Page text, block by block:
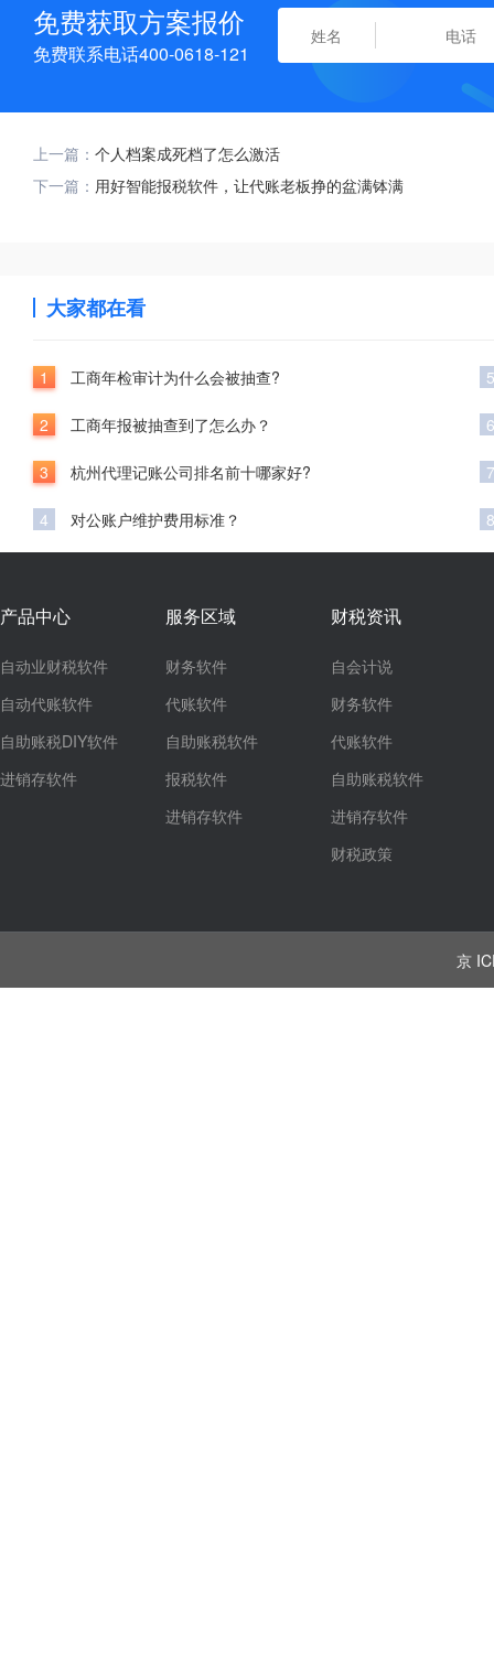
免费获取方案报价
免费联系电话400-0618-121
上一篇： 个人档案成死档了怎么激活
下一篇： 用好智能报税软件，让代账老板挣的盆满钵满
大家都在看
1 工商年检审计为什么会被抽查?
2 工商年报被抽查到了怎么办？
3 杭州代理记账公司排名前十哪家好?
4 对公账户维护费用标准？
5
6
7
8
产品中心
自动业财税软件
自动代账软件
自助账税DIY软件
进销存软件
服务区域
财务软件
代账软件
自助账税软件
报税软件
进销存软件
财税资讯
自会计说
财务软件
代账软件
自助账税软件
进销存软件
财税政策
京